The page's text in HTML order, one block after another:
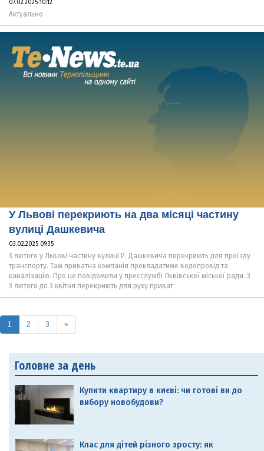
07.02.2025 10:12
Актуально
У Львові перекриють на два місяці частину
вулиці Дашкевича
03.02.2025 09:35
3 лютого у Львові частину вулиці Р. Дашкевича перекриють для проїзду
транспорту. Там приватна компанія прокладатиме водопровід та
каналізацію. Про це повідомили у пресслужбі Львівської міської ради. З
3 лютого до 3 квітня перекриють для руху приват
1 (current)
2 3 »
Головне за день
Купити квартиру в києві: чи готові ви до
вибору новобудови?
Клас для дітей різного зросту: як